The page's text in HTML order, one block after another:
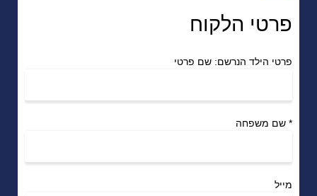
פרטי הלקוח
פרטי הילד הנרשם: שם פרטי
* שם משפחה
מייל